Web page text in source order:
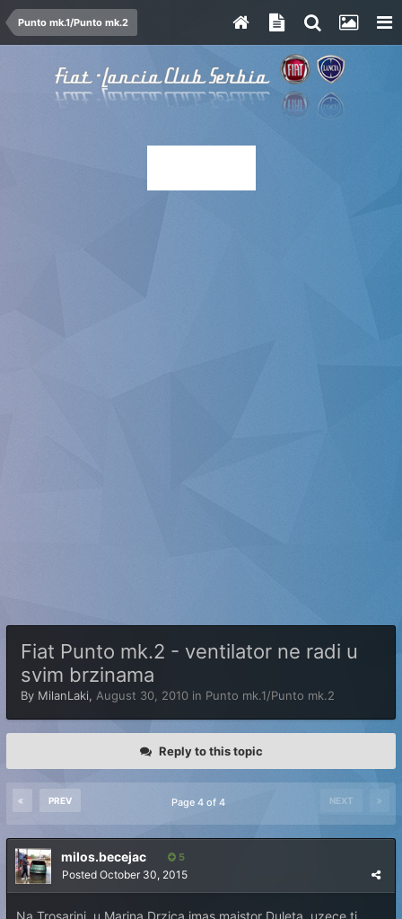
Punto mk.1/Punto mk.2
Fiat Punto mk.2 - ventilator ne radi u
svim brzinama
By MilanLaki, August 30, 2010 in Punto mk.1/Punto mk.2
Reply to this topic
PREV NEXT
Page 4 of 4
milos.becejac 5
Posted October 30, 2015
Na Trosarini, u Marina Drzica imas majstor Duleta, uzece ti